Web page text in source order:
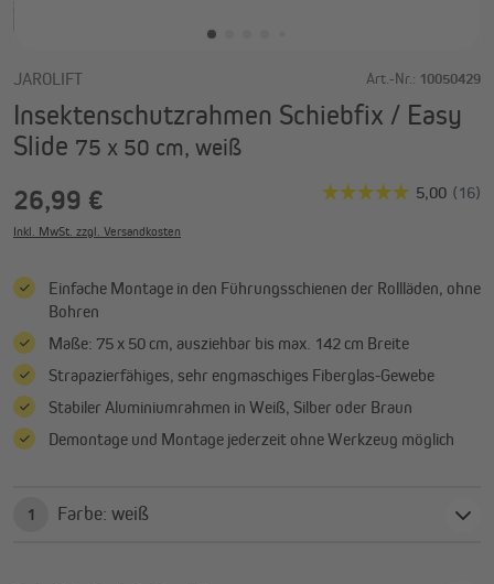
JAROLIFT Art.-Nr.: 10050429
Insektenschutzrahmen Schiebfix / Easy
Slide 75 x 50 cm, weiß
26,99 €
Inkl. MwSt. zzgl. Versandkosten
Einfache Montage in den Führungsschienen der Rollläden, ohne
Bohren
Maße: 75 x 50 cm, ausziehbar bis max. 142 cm Breite
Strapazierfähiges, sehr engmaschiges Fiberglas-Gewebe
Stabiler Aluminiumrahmen in Weiß, Silber oder Braun
Demontage und Montage jederzeit ohne Werkzeug möglich
1 Farbe: weiß